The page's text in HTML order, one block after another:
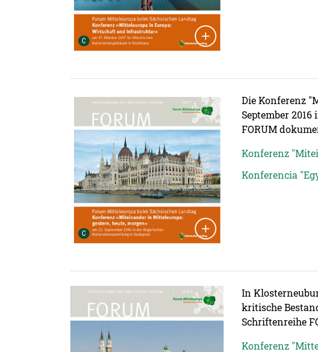
C Urheber der Grafik:
Detailansicht öffnen:
C Urheber der Grafik:
Die Konferenz
September
FORUM
Konferenz
Konferencia
Detailansicht öffnen:
In
kritische
Schriftenreihe
Konferenz